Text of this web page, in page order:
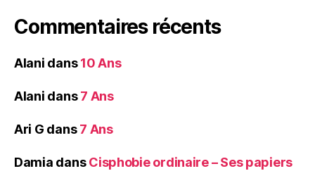
Commentaires récents
Alani dans10 Ans
Alani dans7 Ans
Ari G dans7 Ans
Damia dansCisphobie ordinaire – Ses papiers